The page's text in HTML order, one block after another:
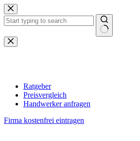
Zum
Inhalt
springen
Keine
Ergebnisse
Ratgeber
Preisvergleich
Handwerker anfragen
Firma kostenfrei eintragen